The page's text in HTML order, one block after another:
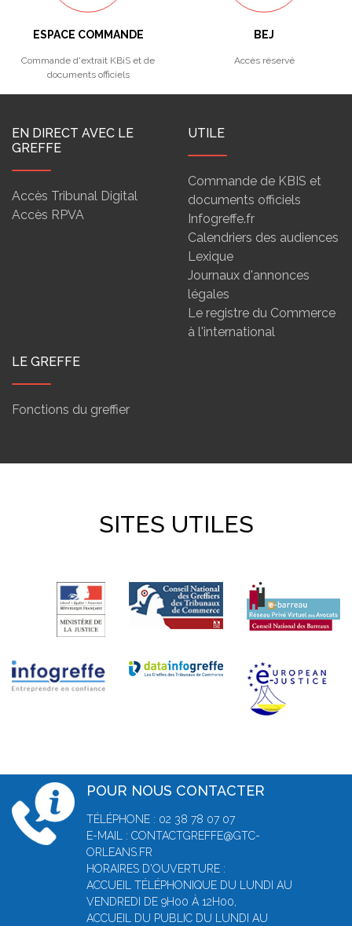
ESPACE COMMANDE
Commande d'extrait KBiS et de
documents officiels
BEJ
Accès réservé
EN DIRECT AVEC LE
GREFFE
Accès Tribunal Digital
Accès RPVA
UTILE
Commande de KBIS et
documents officiels
Infogreffe.fr
Calendriers des audiences
Lexique
Journaux d'annonces
légales
Le registre du Commerce
à l'international
LE GREFFE
Fonctions du greffier
SITES UTILES
POUR NOUS CONTACTER
TÉLÉPHONE : 02 38 78 07 07
E-MAIL : CONTACTGREFFE@GTC-
ORLEANS.FR
HORAIRES D'OUVERTURE :
ACCUEIL TÉLÉPHONIQUE DU LUNDI AU
VENDREDI DE 9H00 À 12H00,
ACCUEIL DU PUBLIC DU LUNDI AU